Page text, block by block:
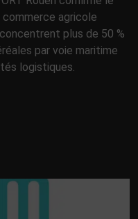
agricole
plus de 50 %
par voie maritime
logistiques.